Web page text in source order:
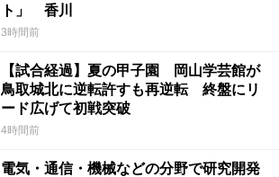
ト」 香川
3時間前
【試合経過】夏の甲子園 岡山学芸館が
鳥取城北に逆転許すも再逆転 終盤にリ
ード広げて初戦突破
4時間前
電気・通信・機械などの分野で研究開発